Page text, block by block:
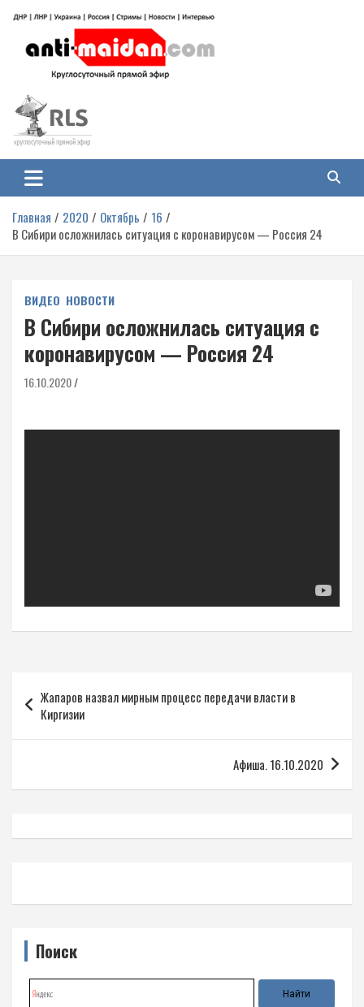
содержимому
Антимайдан: Гражданская война
на Украине
гражданской войне на Украине, включая события в Новороссии, ДНР,
ЛНР и других регионах.
Главная 2020 Октябрь
16
В Сибири осложнилась ситуация с коронавирусом — Россия 24
ВИДЕО НОВОСТИ
В Сибири осложнилась ситуация с
коронавирусом — Россия 24
16.10.2020
по
записям
Жапаров назвал мирным процесс передачи власти в
Киргизии
Афиша. 16.10.2020
Поиск